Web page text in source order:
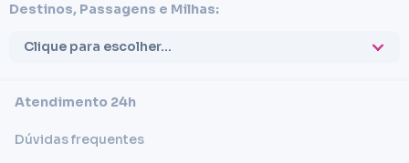
Destinos, Passagens e Milhas:
Clique para escolher...
Atendimento 24h
Dúvidas frequentes